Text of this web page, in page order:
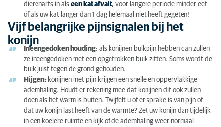
dierenarts in als een kat afvalt, voor langere periode minder eet
óf als uw kat langer dan 1 dag helemaal niet heeft gegeten!
Vijf belangrijke pijnsignalen bij het
konijn
Ineengedoken houding: als konijnen buikpijn hebben dan zullen
ze ineengedoken met een opgetrokken buik zitten. Soms wordt de
buik juist tegen de grond gehouden.
Hijgen: konijnen met pijn krijgen een snelle en oppervlakkige
ademhaling. Houdt er rekening mee dat konijnen dit ook zullen
doen als het warm is buiten. Twijfelt u of er sprake is van pijn of
dat uw konijn last heeft van de warmte? Zet uw konijn dan tijdelijk
in een koelere ruimte en kijk of de ademhaling weer normaal